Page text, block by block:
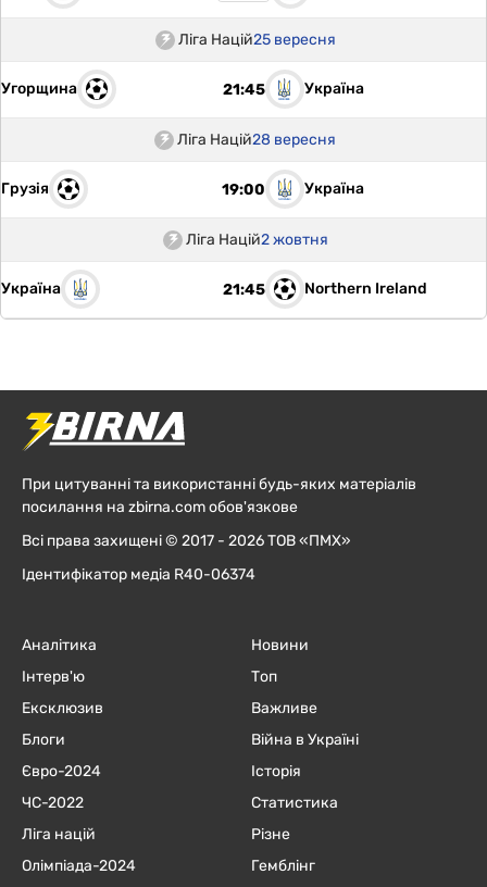
Ліга Націй25 вересня
Угорщина 21:45 Україна
Ліга Націй28 вересня
Грузія 19:00 Україна
Ліга Націй2 жовтня
Україна 21:45 Northern Ireland
При цитуванні та використанні будь-яких матеріалів
посилання на zbirna.com обов'язкове
Всі права захищені © 2017 - 2026 ТОВ «ПМХ»
Ідентифікатор медіа R40-06374
Аналітика
Інтерв'ю
Ексклюзив
Блоги
Євро-2024
ЧC-2022
Ліга націй
Олімпіада-2024
Новини
Топ
Важливе
Війна в Україні
Історія
Статистика
Різне
Гемблінг